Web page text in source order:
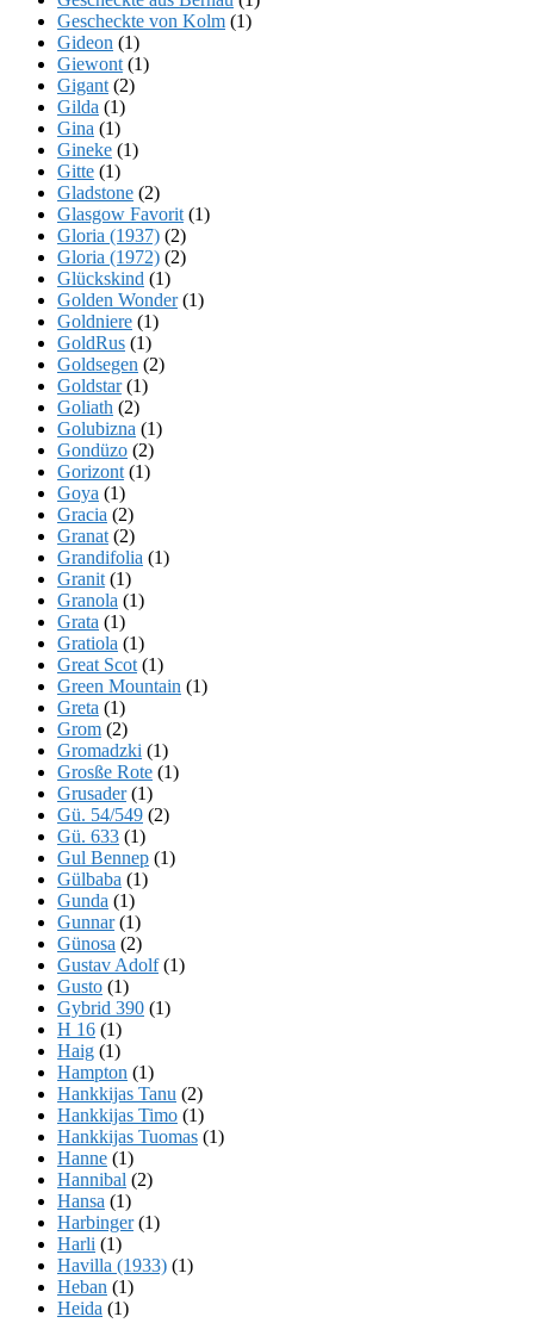
Gescheckte von Kolm (1)
Gideon (1)
Giewont (1)
Gigant (2)
Gilda (1)
Gina (1)
Gineke (1)
Gitte (1)
Gladstone (2)
Glasgow Favorit (1)
Gloria (1937) (2)
Gloria (1972) (2)
Glückskind (1)
Golden Wonder(1)
Goldniere (1)
GoldRus (1)
Goldsegen (2)
Goldstar(1)
Goliath (2)
Golubizna (1)
Gondüzo (2)
Gorizont (1)
Goya (1)
Gracia (2)
Granat (2)
Grandifolia (1)
Granit (1)
Granola (1)
Grata (1)
Gratiola (1)
Great Scot (1)
Green Mountain (1)
Greta (1)
Grom (2)
Gromadzki (1)
Grosße Rote (1)
Grusader(1)
Gü. 54/549 (2)
Gü. 633 (1)
Gul Bennep (1)
Gülbaba (1)
Gunda (1)
Gunnar(1)
Günosa (2)
Gustav Adolf(1)
Gusto (1)
Gybrid 390 (1)
H 16 (1)
Haig (1)
Hampton (1)
Hankkijas Tanu (2)
Hankkijas Timo (1)
Hankkijas Tuomas (1)
Hanne (1)
Hannibal (2)
Hansa (1)
Harbinger(1)
Harli (1)
Havilla (1933) (1)
Heban (1)
Heida (1)